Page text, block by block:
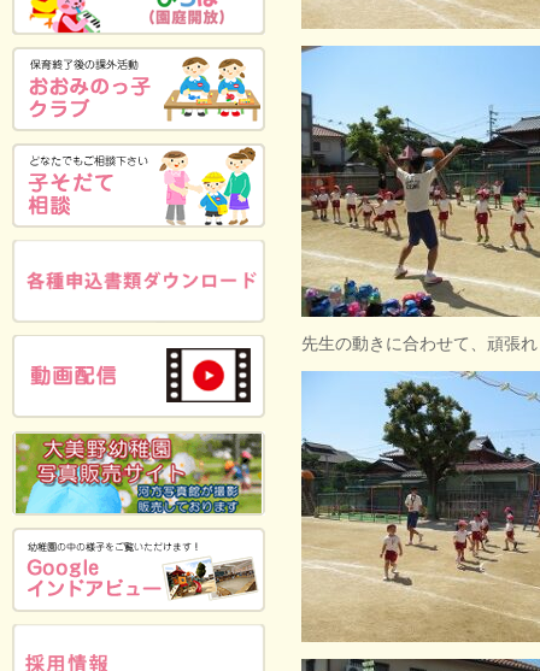
先生の動きに合わせて、頑張